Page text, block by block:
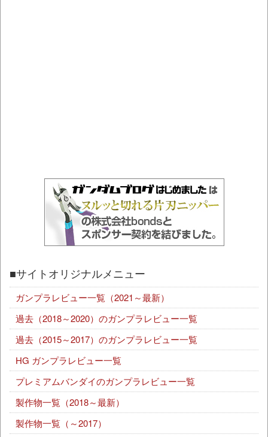
■サイトオリジナルメニュー
ガンプラレビュー一覧（2021～最新）
過去（2018～2020）のガンプラレビュー一覧
過去（2015～2017）のガンプラレビュー一覧
HG ガンプラレビュー一覧
プレミアムバンダイのガンプラレビュー一覧
製作物一覧（2018～最新）
製作物一覧（～2017）